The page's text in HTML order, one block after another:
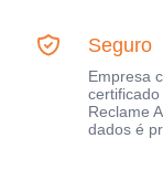
Seguro
Empresa
Reclame
dados é